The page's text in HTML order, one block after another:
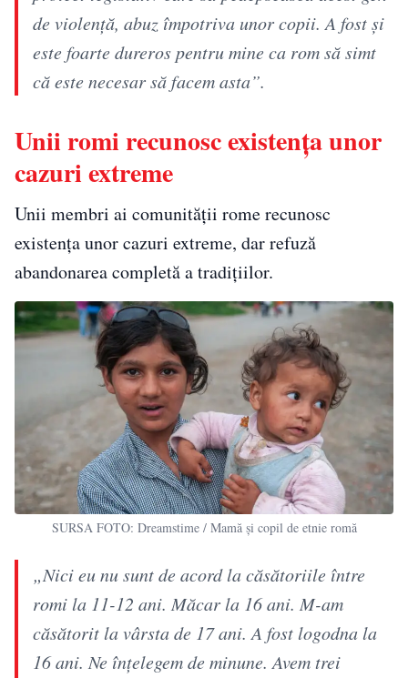
de violenţă, abuz împotriva unor copii. A fost şi
este foarte dureros pentru mine ca rom să simt
că este necesar să facem asta”.
Unii romi recunosc existența unor
cazuri extreme
Unii membri ai comunității rome recunosc
existența unor cazuri extreme, dar refuză
abandonarea completă a tradițiilor.
SURSA FOTO: Dreamstime / Mamă și copil de etnie romă
„Nici eu nu sunt de acord la căsătoriile între
romi la 11-12 ani. Măcar la 16 ani. M-am
căsătorit la vârsta de 17 ani. A fost logodna la
16 ani. Ne înțelegem de minune. Avem trei